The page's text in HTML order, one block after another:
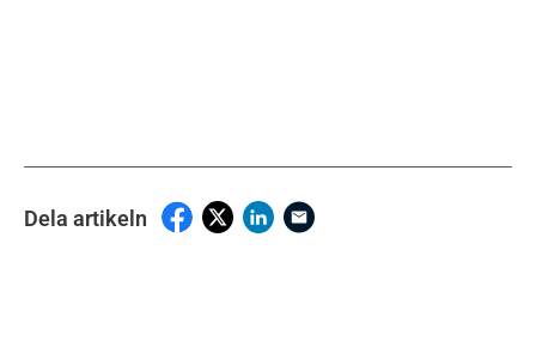
Dela artikeln